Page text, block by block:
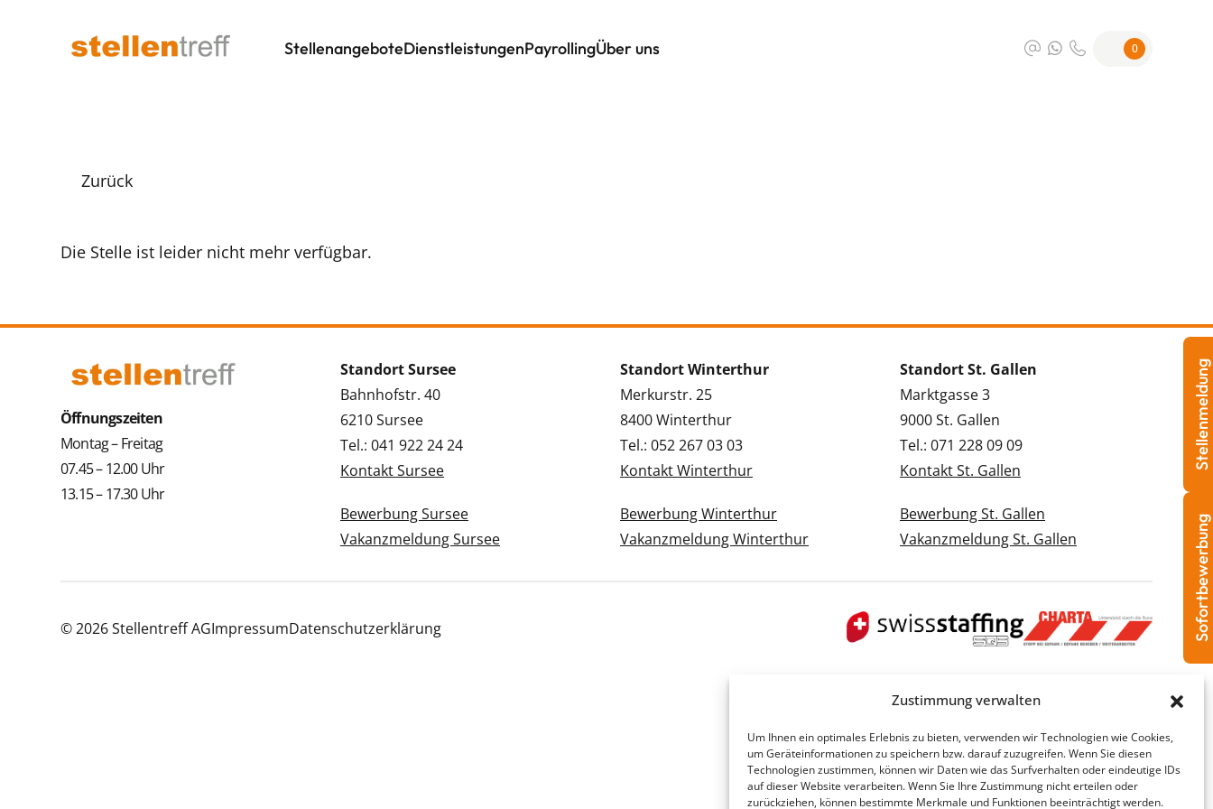
Zustimmung verwalten
Um Ihnen ein optimales Erlebnis zu bieten, verwenden wir Technologien wie Cookies,
um Geräteinformationen zu speichern bzw. darauf zuzugreifen. Wenn Sie diesen
Technologien zustimmen, können wir Daten wie das Surfverhalten oder eindeutige IDs
auf dieser Website verarbeiten. Wenn Sie Ihre Zustimmung nicht erteilen oder
zurückziehen, können bestimmte Merkmale und Funktionen beeinträchtigt werden.
StellenangeboteDienstleistungenPayrollingÜber uns 0
Zurück
Die Stelle ist leider nicht mehr verfügbar.
Öffnungszeiten
Montag – Freitag
07.45 – 12.00 Uhr
13.15 – 17.30 Uhr
Standort Sursee
Bahnhofstr. 40
6210 Sursee
Tel.: 041 922 24 24
Kontakt Sursee
Bewerbung Sursee
Vakanzmeldung Sursee
Standort Winterthur
Merkurstr. 25
8400 Winterthur
Tel.: 052 267 03 03
Kontakt Winterthur
Bewerbung Winterthur
Vakanzmeldung Winterthur
Standort St. Gallen
Marktgasse 3
9000 St. Gallen
Tel.: 071 228 09 09
Kontakt St. Gallen
Bewerbung St. Gallen
Vakanzmeldung St. Gallen
© 2026 Stellentreff AGImpressumDatenschutzerklärung Sofortbewerbung
Stellenmeldung